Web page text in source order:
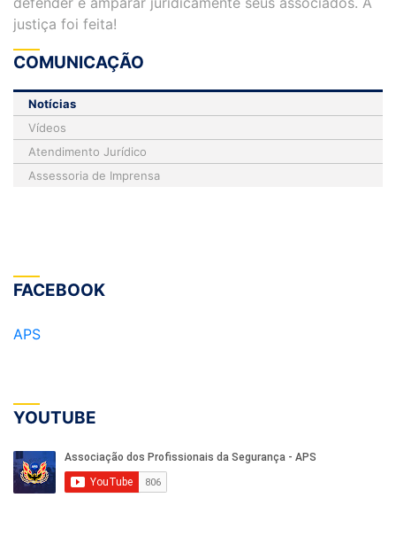
justiça foi feita!
COMUNICAÇÃO
Notícias
Vídeos
Atendimento Jurídico
Assessoria de Imprensa
FACEBOOK
APS
YOUTUBE